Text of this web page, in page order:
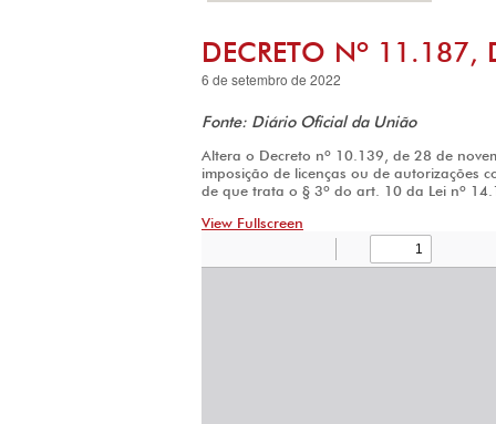
DECRETO Nº 11.187,
6 de setembro de 2022
Fonte: Diário Oficial da União
Altera o Decreto nº 10.139, de 28 de
imposição de licenças ou de autorizações
de que trata o § 3º do art. 10 da Lei nº
View Fullscreen